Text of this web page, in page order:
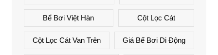
Bể Bơi Việt Hàn Cột Lọc Cát
Cột Lọc Cát Van Trên Giá Bể Bơi Di Động